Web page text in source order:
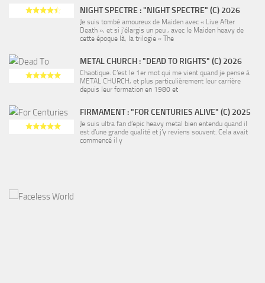
NIGHT SPECTRE : "NIGHT SPECTRE" (C) 2026
Je suis tombé amoureux de Maiden avec « Live After
Death », et si j’élargis un peu , avec le Maiden heavy de
cette époque là, la trilogie « The
METAL CHURCH : "DEAD TO RIGHTS" (C) 2026
Chaotique. C’est le 1er mot qui me vient quand je pense à
METAL CHURCH, et plus particulièrement leur carrière
depuis leur formation en 1980 et
FIRMAMENT : "FOR CENTURIES ALIVE" (C) 2025
Je suis ultra fan d’epic heavy metal bien entendu quand il
est d’une grande qualité et j’y reviens souvent. Cela avait
commencé il y